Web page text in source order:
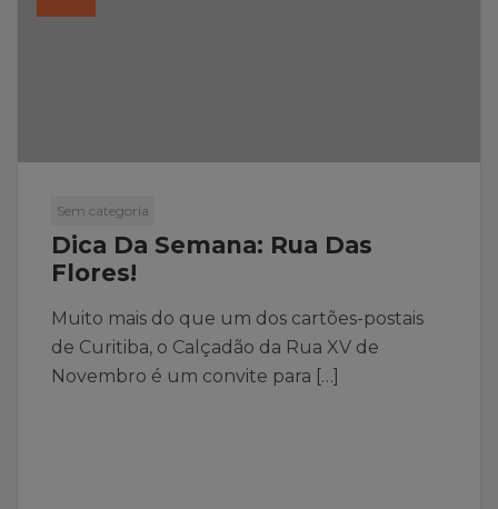
Sem categoria
Dica Da Semana: Rua Das
Flores!
Muito mais do que um dos cartões-postais
de Curitiba, o Calçadão da Rua XV de
Novembro é um convite para […]